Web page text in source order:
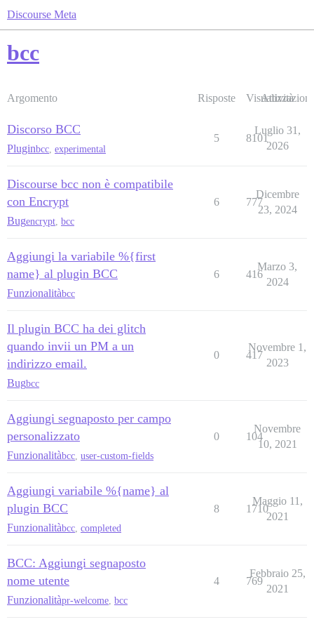
Discourse Meta
bcc
Argomento Risposte Visualizzazioni
Attività
Discorso BCC
Pluginbcc experimental
5 8101
Luglio 31,
2026
Discourse bcc non è compatibile
con Encrypt
Bugencrypt bcc
6 777
Dicembre
23, 2024
Aggiungi la variabile %{first
name} al plugin BCC
Funzionalitàbcc
6 416
Marzo 3,
2024
Il plugin BCC ha dei glitch
quando invii un PM a un
indirizzo email.
Bugbcc
0 417
Novembre 1,
2023
Aggiungi segnaposto per campo
personalizzato
Funzionalitàbcc user-custom-fields
0 104
Novembre
10, 2021
Aggiungi variabile %{name} al
plugin BCC
Funzionalitàbcc completed
8 1710
Maggio 11,
2021
BCC: Aggiungi segnaposto
nome utente
Funzionalitàpr-welcome bcc
4 769
Febbraio 25,
2021